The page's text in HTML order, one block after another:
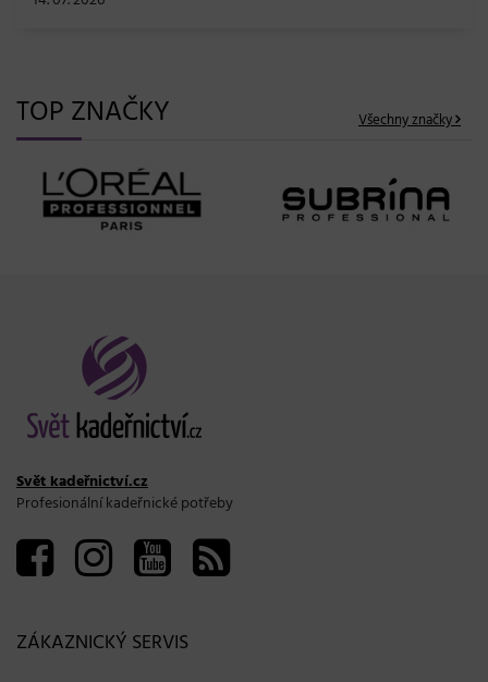
TOP ZNAČKY Všechny značky
Svět kadeřnictví.cz
Profesionální kadeřnické potřeby
ZÁKAZNICKÝ SERVIS